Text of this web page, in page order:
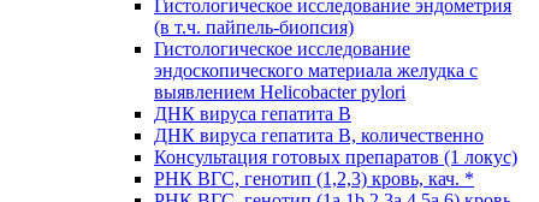
Гистологическое исследование эндометрия
(в т.ч. пайпель-биопсия)
Гистологическое исследование
эндоскопического материала желудка с
выявлением Helicobacter pylori
ДНК вируса гепатита B
ДНК вируса гепатита B, количественно
Консультация готовых препаратов (1 локус)
РНК ВГC, генотип (1,2,3) кровь, кач. *